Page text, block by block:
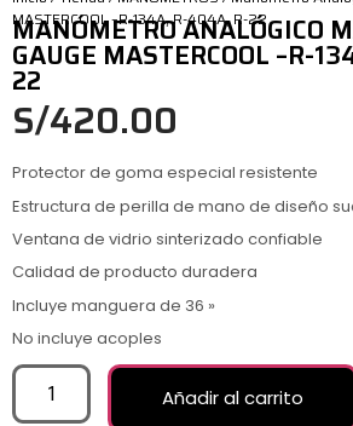
MASTERCOOL –R-134A, R-404A, R-22
MANÓMETRO ANALÓGICO
GAUGE MASTERCOOL –R-
22
S/420.00
Protector de goma especial resistente
Estructura de perilla de mano de diseño
Ventana de vidrio sinterizado confiable
Calidad de producto duradera
Incluye manguera de 36 »
No incluye acoples
Añadir al carrito